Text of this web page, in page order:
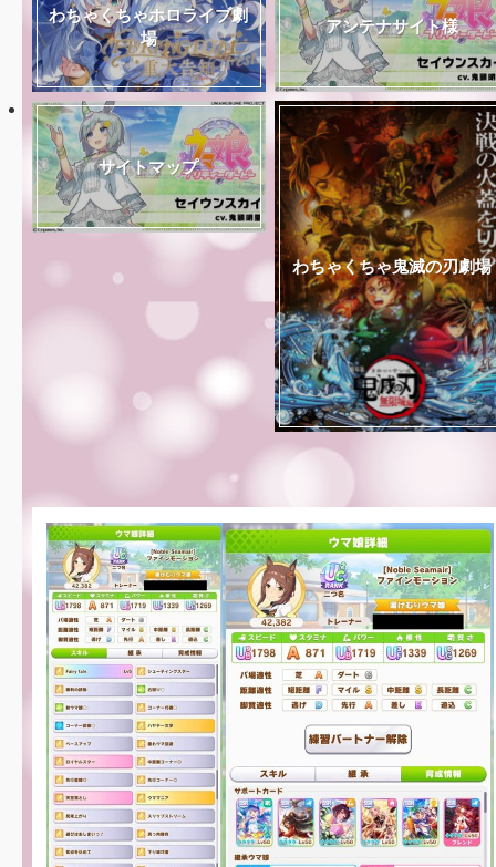
わちゃくちゃホロライブ劇
場
アンテナサイト様
サイトマップ
わちゃくちゃ鬼滅の刃劇場